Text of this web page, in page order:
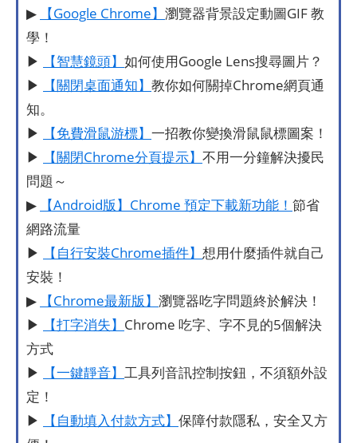
▶ 【Google Chrome】 瀏覽器背景設定動圖GIF 教
學！
▶
【智慧鏡頭】 如何使用Google Lens搜尋圖片？
▶
【關閉桌面通知】 教你如何關掉Chrome網頁通
知。
▶
【免費滑鼠游標】 一招教你變換滑鼠鼠標圖案！
▶
【關閉Chrome分頁提示】 不用一分鐘解決擾民
問題～
▶
【Android版】Chrome 預定下載新功能！ 節省
網路流量
▶
【自行安裝Chrome插件】 想用什麼插件就自己
安裝！
▶
【Chrome最新版】 瀏覽器吃字問題終於解決！
▶
【打字消失】 Chrome 吃字、字不見的5個解決
方式
▶
【一鍵靜音】 工具列音訊控制按鈕，不須額外設
定！
▶
【自動填入付款方式】 保障付款隱私，安全又方